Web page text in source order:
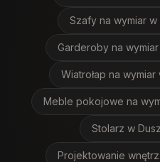
Szafy na wymiar w
Garderoby na wymiar
Wiatrołap na wymiar
Meble pokojowe na
Stolarz w
Projektowanie wnętrz